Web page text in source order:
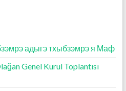
адыгэ тхыбзэмрэ я Маф
Genel Kurul Toplantısı